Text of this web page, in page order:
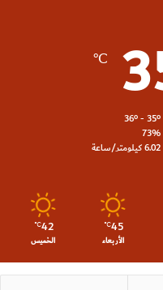
℃
36º - 35º
73%
6.02 كيلومتر/ساعة
45
℃
الأربعاء
42
℃
الخميس